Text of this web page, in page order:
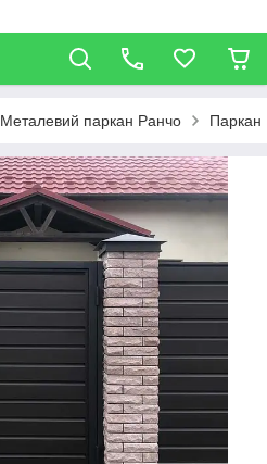
Металевий паркан Ранчо Паркан